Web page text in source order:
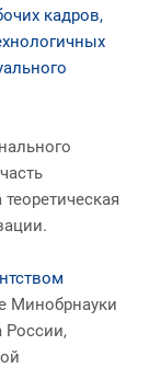
кадров,
Минобрнауки
России,